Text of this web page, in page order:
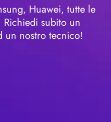
Huawei, tutte le
subito un
un nostro tecnico!